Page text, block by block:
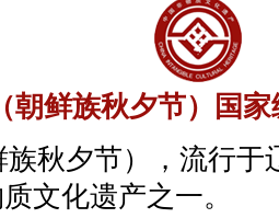
朝鲜族秋夕节）国
族秋夕节），流行于
文化遗产之一。